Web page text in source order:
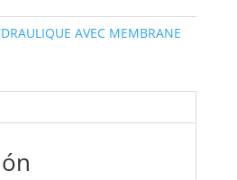
AVEC MEMBRANE